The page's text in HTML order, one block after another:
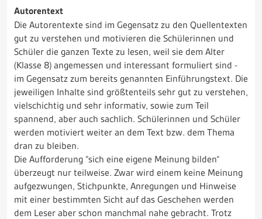
Autorentext
Die Autorentexte sind im Gegensatz zu den Quellentexten
gut zu verstehen und motivieren die Schülerinnen und
Schüler die ganzen Texte zu lesen, weil sie dem Alter
(Klasse 8) angemessen und interessant formuliert sind -
im Gegensatz zum bereits genannten Einführungstext. Die
jeweiligen Inhalte sind größtenteils sehr gut zu verstehen,
vielschichtig und sehr informativ, sowie zum Teil
spannend, aber auch sachlich. Schülerinnen und Schüler
werden motiviert weiter an dem Text bzw. dem Thema
dran zu bleiben.
Die Aufforderung “sich eine eigene Meinung bilden“
überzeugt nur teilweise. Zwar wird einem keine Meinung
aufgezwungen, Stichpunkte, Anregungen und Hinweise
mit einer bestimmten Sicht auf das Geschehen werden
dem Leser aber schon manchmal nahe gebracht. Trotz